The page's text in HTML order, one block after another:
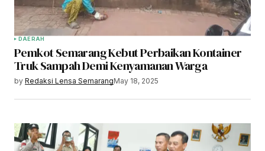
DAERAH
Pemkot Semarang Kebut Perbaikan Kontainer
Truk Sampah Demi Kenyamanan Warga
by Redaksi Lensa SemarangMay 18, 2025